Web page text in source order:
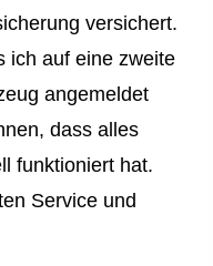
versichert.
ich auf eine zweite
angemeldet
dass alles
funktioniert hat.
Service und